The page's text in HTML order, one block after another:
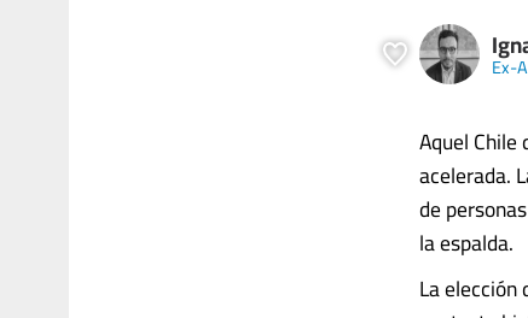
Ex-
Aquel
acelerada.
de
la espalda.
La